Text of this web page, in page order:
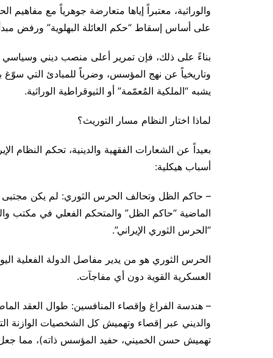
على أساس إسقاط “حكم العائلة البهلوية” ورفض
بناءً على ذلك، فإن تمرير أعلى منصب ديني
وتاريخياً عن نهج المؤسس، وضرباً للمبادئ التي سوّغ
يشبه “الملكية المُعمّمة” أو الثيوقراطية الوراثية.
لماذا اختار النظام مسار التوريث؟
بعيداً عن الشعارات الفقهية والدينية، تحكم النظام
أسباب هيكلية:
– حاكم الظل وتحالف الحرس الثوري: لم يكن مجتبى
الماضية “حاكم الظل” والمتحكم الفعلي في مكتب
“الحرس الثوري الإيراني”.
الحرس الثوري هو من يدير مفاصل الدولة الفعلية
العسكرية القوية دون أي مفاجآت.
– هندسة الفراغ وإقصاء المنافسين: طوال العقد
والديني عبر إقصاء وتهميش كل الشخصيات
تهميش حسن الخميني، حفيد المؤسس ذاته)، مما جعل